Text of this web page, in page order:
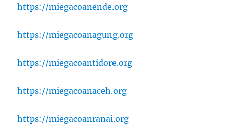
https://miegacoanende.org
https://miegacoanagung.org
https://miegacoantidore.org
https://miegacoanaceh.org
https://miegacoanranai.org